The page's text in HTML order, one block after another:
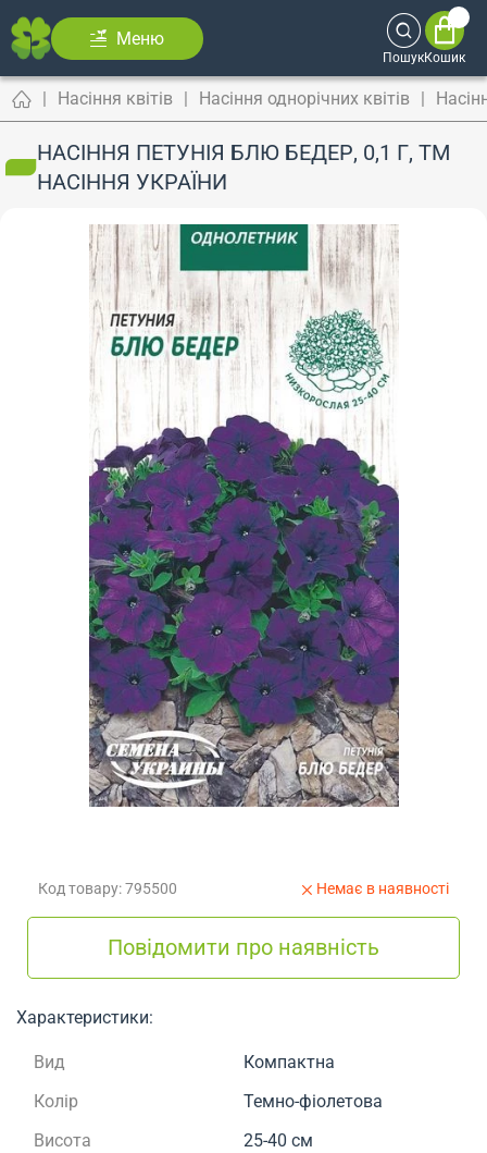
Меню
ПошукКошик
Насіння квітів Насіння однорічних квітів
НАСІННЯ ПЕТУНІЯ БЛЮ БЕДЕР, 0,1 Г, ТМ
НАСІННЯ УКРАЇНИ
Код товару: 795500 Немає в наявності
Повідомити про наявність
Характеристики:
Вид
Компактна
Колір
Темно-фіолетова
Висота
25-40 см